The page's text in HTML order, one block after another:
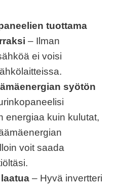
tuottama
– Ilman
ei voisi
syötön
energiaa kuin kulutat,
voit saada
– Hyvä invertteri